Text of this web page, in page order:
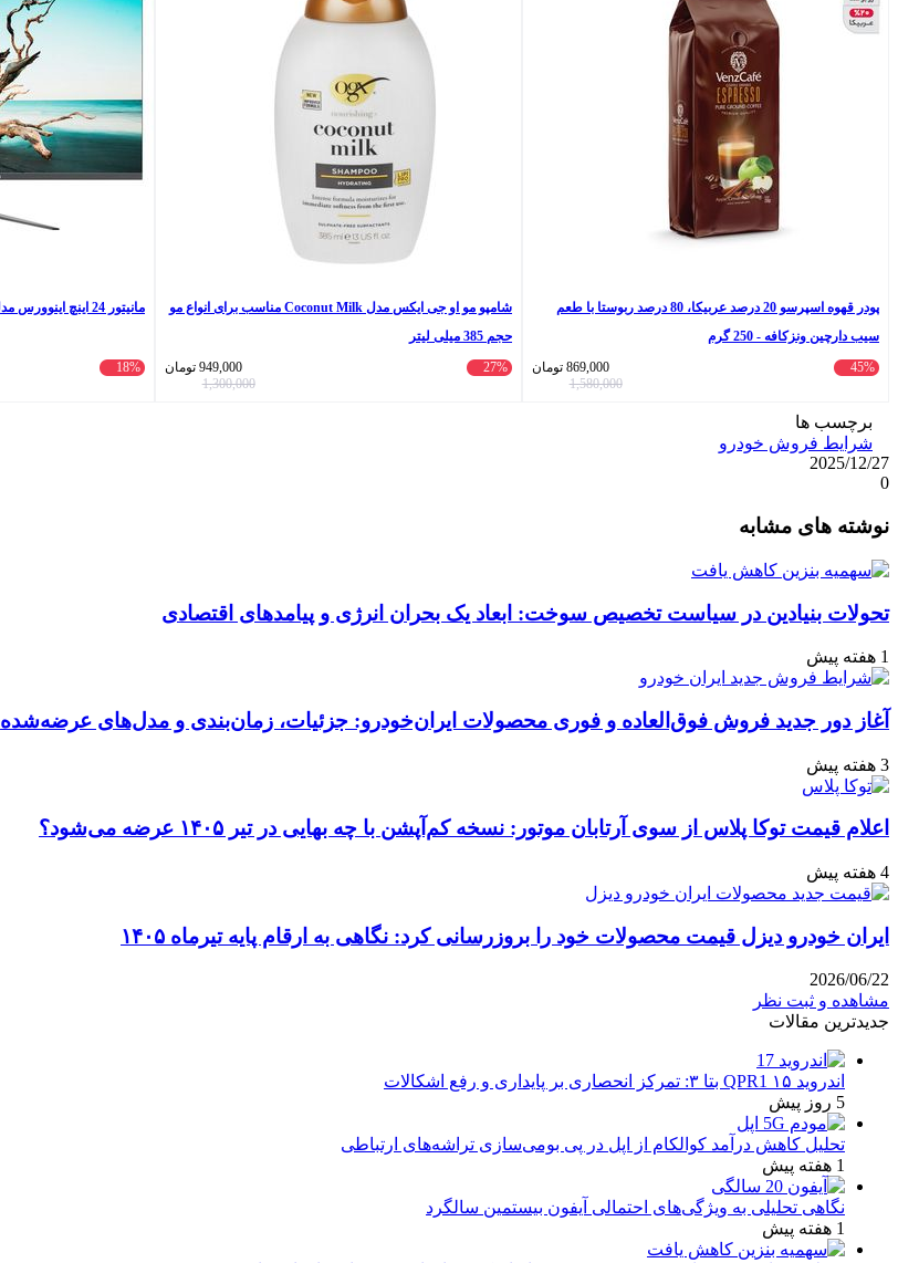
پودر قهوه اسپرسو 20 درصد عربيكا، 80 درصد ربوستا با طعم
سیب دارچین ونزکافه - 250 گرم
45%
869,000 تومان
1,580,000
شامپو مو او جی ایکس مدل Coconut Milk مناسب برای انواع مو
حجم 385 میلی لیتر
27%
949,000 تومان
1,300,000
مانیتور 24 اینچ اینوورس مدل MS24
18%
برچسب ها
شرایط فروش خودرو
2025/12/27
0
آپ
گذاری
ایمیل
نوشته های مشابه
تحولات بنیادین در سیاست تخصیص سوخت: ابعاد یک بحران انرژی و پیامدهای اقتصادی
1 هفته پیش
آغاز دور جدید فروش فوق‌العاده و فوری محصولات ایران‌خودرو: جزئیات، زمان‌بندی و مدل‌های عرضه‌شده
3 هفته پیش
اعلام قیمت توکا پلاس از سوی آرتابان موتور: نسخه کم‌آپشن با چه بهایی در تیر ۱۴۰۵ عرضه می‌شود؟
4 هفته پیش
ایران خودرو دیزل قیمت محصولات خود را بروزرسانی کرد: نگاهی به ارقام پایه تیرماه ۱۴۰۵
2026/06/22
مشاهده و ثبت نظر
جدیدترین مقالات
اندروید ۱۵ QPR1 بتا ۳: تمرکز انحصاری بر پایداری و رفع اشکالات
5 روز پیش
تحلیل کاهش درآمد کوالکام از اپل در پی بومی‌سازی تراشه‌های ارتباطی
1 هفته پیش
نگاهی تحلیلی به ویژگی‌های احتمالی آیفون بیستمین سالگرد
1 هفته پیش